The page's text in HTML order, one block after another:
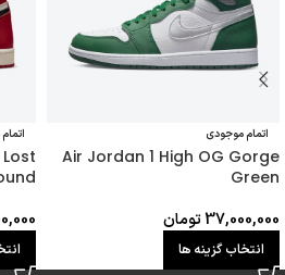
اتمام موجودی
Air Jordan 1 High OG Gorge
Green
37,000,000تومان
انتخاب گزینه ها